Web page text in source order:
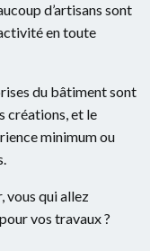
d’artisans sont
en toute
du bâtiment sont
créations, et le
minimum ou
vous qui allez
vos travaux ?